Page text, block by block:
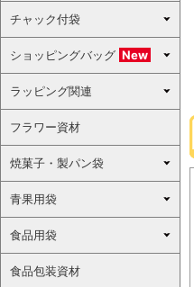
チャック付袋
ショッピングバッグ New
ラッピング関連
フラワー資材
焼菓子・製パン袋
青果用袋
食品用袋
食品包装資材